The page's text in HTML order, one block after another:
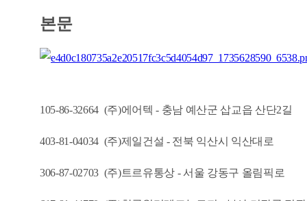
본문
105-86-32664 (주)에어텍 - 충남 예산군 삽교읍 산단2길
403-81-04034 (주)제일건설 - 전북 익산시 익산대로
306-87-02703 (주)트르유통상 - 서울 강동구 올림픽로